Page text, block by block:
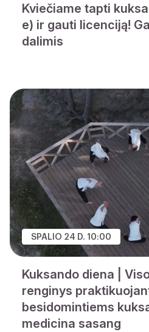
Kviečiame tapti
e) ir gauti licenciją!
dalimis
SPALIO 24 D. 10:00
Kuksando diena |
renginys
besidomintiems
medicina sasang